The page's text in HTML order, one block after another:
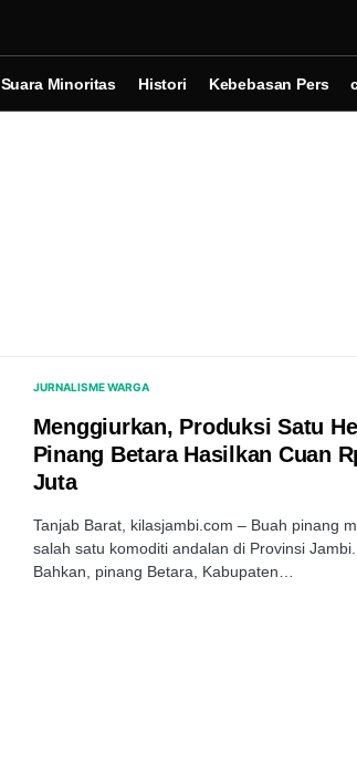
Suara Minoritas Histori Kebebasan Pers
JURNALISME WARGA
Menggiurkan, Produksi Satu
Pinang Betara Hasilkan Cuan
Juta
Tanjab Barat, kilasjambi.com – Buah pinang
salah satu komoditi andalan di Provinsi Jambi.
Bahkan, pinang Betara, Kabupaten…